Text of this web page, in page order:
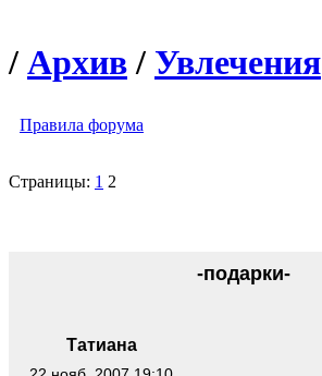
/ Архив / Увлечения
Правила форума
Страницы: 1 2
Татиана
-подарки-